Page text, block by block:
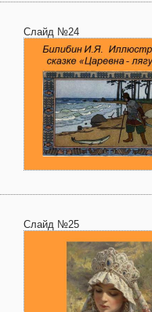
Слайд №24
Слайд №25